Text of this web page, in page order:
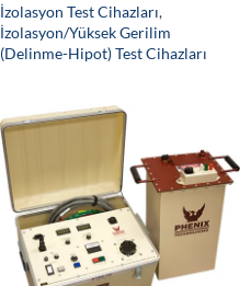
İzolasyon Test Cihazları,
İzolasyon/Yüksek Gerilim
(Delinme-Hipot) Test Cihazları